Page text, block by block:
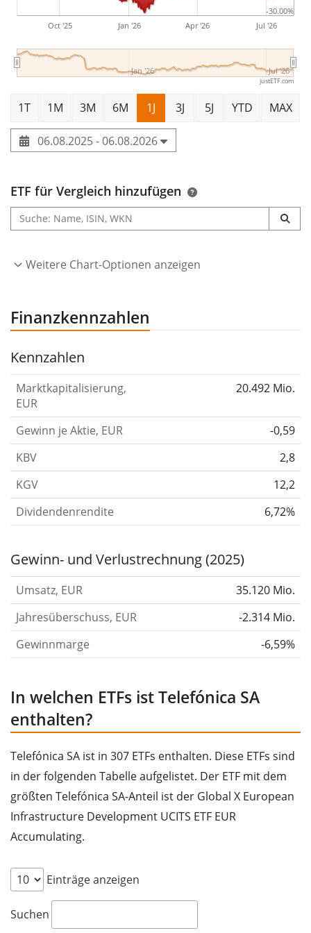
Oct '25 Jan '26 Apr '26 Jul '26
Jan '26 Jul '26
-30.00%
justETF.com
1T 1M 3M 6M 1J 3J 5J YTD MAX
06.08.2025 - 06.08.2026
ETF für Vergleich hinzufügen
Weitere Chart-Optionen anzeigen
Finanzkennzahlen
Kennzahlen
Marktkapitalisierung,
EUR
20.492 Mio.
Gewinn je Aktie, EUR
-0,59
KBV
2,8
KGV
12,2
Dividendenrendite
6,72%
Gewinn- und Verlustrechnung (2025)
Umsatz, EUR
35.120 Mio.
Jahresüberschuss, EUR
-2.314 Mio.
Gewinnmarge
-6,59%
In welchen ETFs ist Telefónica SA
enthalten?
Telefónica SA ist in 307 ETFs enthalten. Diese ETFs sind
in der folgenden Tabelle aufgelistet. Der ETF mit dem
größten Telefónica SA-Anteil ist der Global X European
Infrastructure Development UCITS ETF EUR
Accumulating.
Einträge anzeigen
Suchen